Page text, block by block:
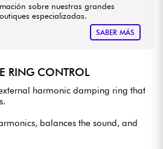
sobre nuestras grandes
especializadas.
SABER MÁS
RING CONTROL
harmonic damping ring that
balances the sound, and